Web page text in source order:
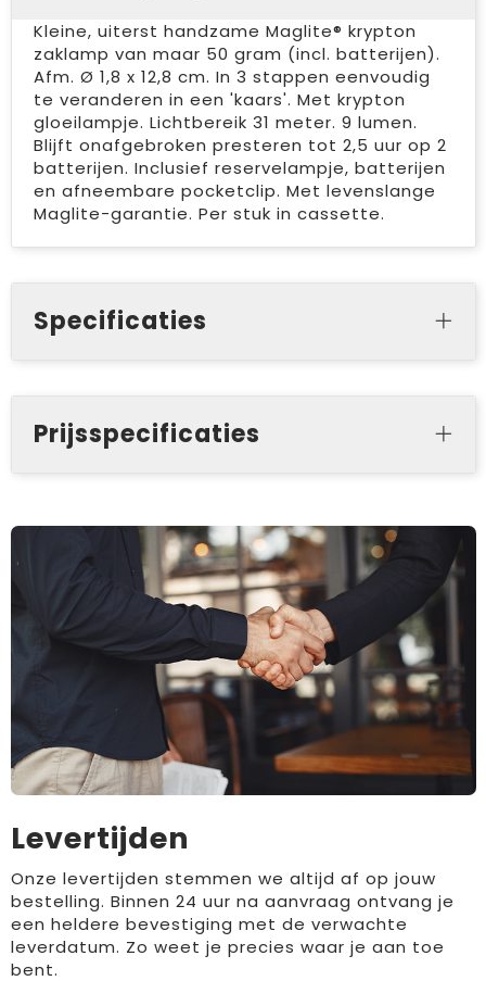
Kleine, uiterst handzame Maglite® krypton
zaklamp van maar 50 gram (incl. batterijen).
Afm. Ø 1,8 x 12,8 cm. In 3 stappen eenvoudig
te veranderen in een 'kaars'. Met krypton
gloeilampje. Lichtbereik 31 meter. 9 lumen.
Blijft onafgebroken presteren tot 2,5 uur op 2
batterijen. Inclusief reservelampje, batterijen
en afneembare pocketclip. Met levenslange
Maglite-garantie. Per stuk in cassette.
Specificaties
Prijsspecificaties
Levertijden
Onze levertijden stemmen we altijd af op jouw
bestelling. Binnen 24 uur na aanvraag ontvang je
een heldere bevestiging met de verwachte
leverdatum. Zo weet je precies waar je aan toe
bent.